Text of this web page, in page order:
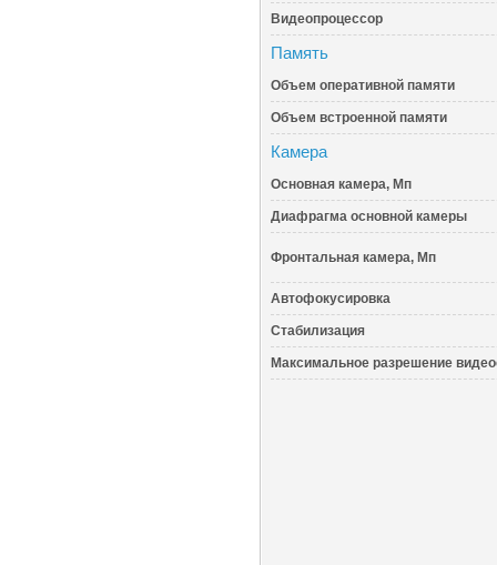
Видеопроцессор
Память
Объем оперативной памяти
Объем встроенной памяти
Камера
Основная камера, Мп
Диафрагма основной камеры
Фронтальная камера, Мп
Автофокусировка
Стабилизация
Максимальное разрешение